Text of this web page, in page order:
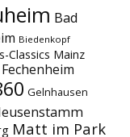
Bad
Biedenkopf
Classics Mainz
Fechenheim
Gelnhausen
Matt im Park